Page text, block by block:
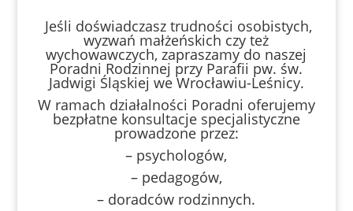
Jeśli doświadczasz trudności osobistych,
wyzwań małżeńskich czy też
wychowawczych, zapraszamy do naszej
Poradni Rodzinnej przy Parafii pw. św.
Jadwigi Śląskiej we Wrocławiu-Leśnicy.
W ramach działalności Poradni oferujemy
bezpłatne konsultacje specjalistyczne
prowadzone przez:
– psychologów,
– pedagogów,
– doradców rodzinnych.